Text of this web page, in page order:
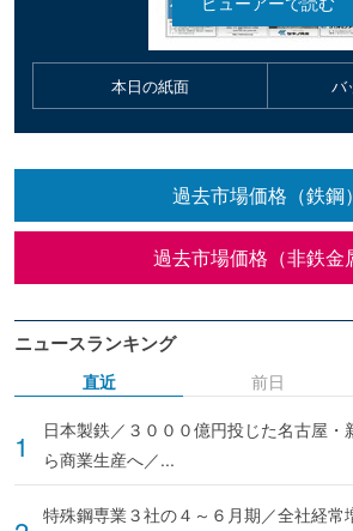
本日の紙面 バ
過去市場価格（鉄鋼）
過去市場価格（非鉄金
ニュースランキング
直近
日本製鉄／３０００億円投じた名古屋
ら商業生産へ／...
特殊鋼専業３社の４～６月期／全社経常
前日